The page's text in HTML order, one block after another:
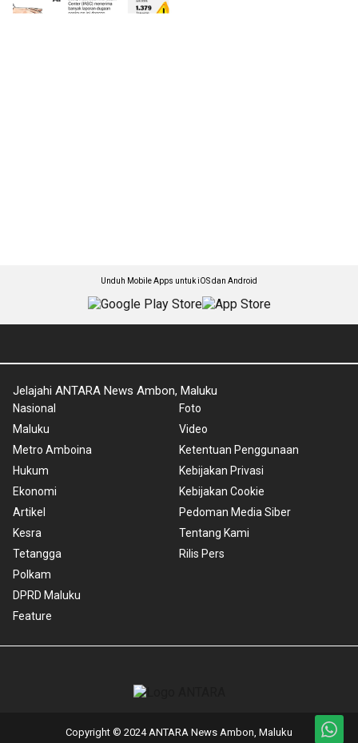
Unduh Mobile Apps untuk iOS dan Android
Jelajahi ANTARA News Ambon, Maluku
Nasional
Maluku
Metro Amboina
Hukum
Ekonomi
Artikel
Kesra
Tetangga
Polkam
DPRD Maluku
Feature
Foto
Video
Ketentuan Penggunaan
Kebijakan Privasi
Kebijakan Cookie
Pedoman Media Siber
Tentang Kami
Rilis Pers
Copyright © 2024 ANTARA News Ambon, Maluku